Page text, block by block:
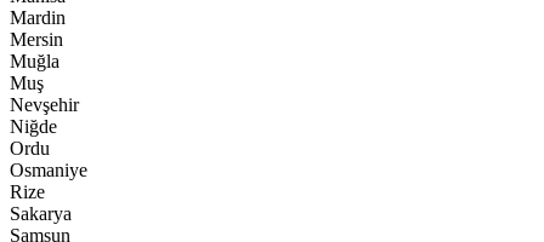
Mardin
Mersin
Muğla
Muş
Nevşehir
Niğde
Ordu
Osmaniye
Rize
Sakarya
Samsun